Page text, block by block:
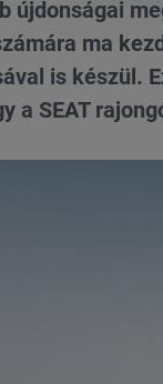
újdonságai
ma
is készül.
a SEAT